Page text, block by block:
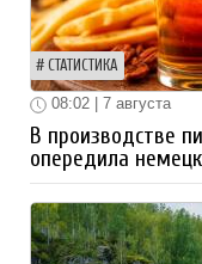
СТАТИСТИКА
08:02 | 7 августа
В производстве
опередила